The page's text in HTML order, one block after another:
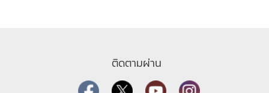
ติดตามผ่าน